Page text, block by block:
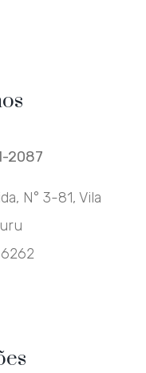
2087
N° 3-81, Vila